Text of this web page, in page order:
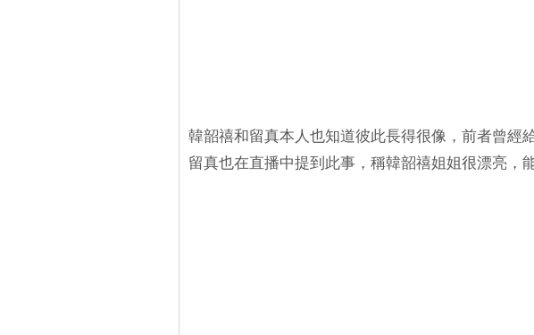
韓韶禧和留真本人也知道彼此長得很像，前者曾經
留真也在直播中提到此事，稱韓韶禧姐姐很漂亮，